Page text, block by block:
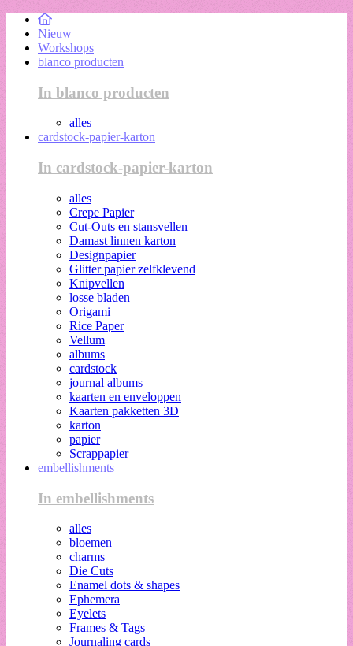
Nieuw
Workshops
blanco producten
In blanco producten
alles
cardstock-papier-karton
In cardstock-papier-karton
alles
Crepe Papier
Cut-Outs en stansvellen
Damast linnen karton
Designpapier
Glitter papier zelfklevend
Knipvellen
losse bladen
Origami
Rice Paper
Vellum
albums
cardstock
journal albums
kaarten en enveloppen
Kaarten pakketten 3D
karton
papier
Scrappapier
embellishments
In embellishments
alles
bloemen
charms
Die Cuts
Enamel dots & shapes
Ephemera
Eyelets
Frames & Tags
Journaling cards